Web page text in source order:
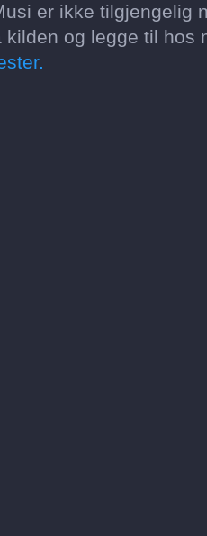
er ikke tilgjengelig
og legge til hos